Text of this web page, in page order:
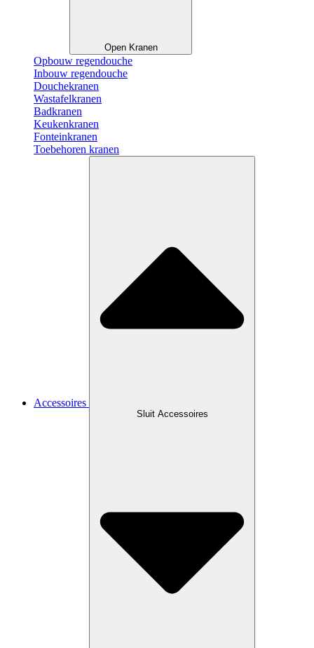
Open Kranen
Opbouw regendouche
Inbouw regendouche
Douchekranen
Wastafelkranen
Badkranen
Keukenkranen
Fonteinkranen
Toebehoren kranen
Accessoires
Sluit Accessoires